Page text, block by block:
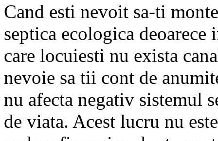
Cand esti nevoit sa-ti
septica ecologica deoarece
care locuiesti nu exista
nevoie sa tii cont de
nu afecta negativ sistemul
de viata. Acest lucru nu